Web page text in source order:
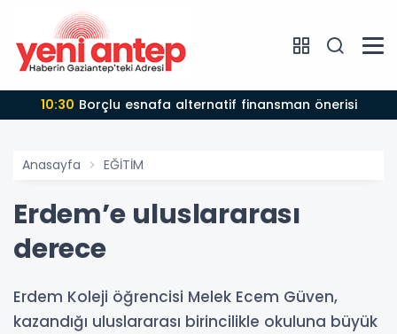
10:30 Borçlu esnafa alternatif finansman önerisi
Anasayfa EĞİTİM
Erdem’e uluslararası
derece
Erdem Koleji öğrencisi Melek Ecem Güven,
kazandığı uluslararası birincilikle okuluna büyük